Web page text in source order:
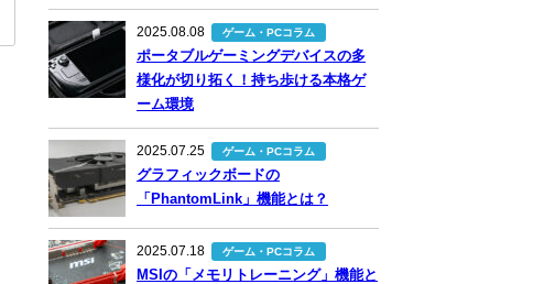
2025.08.08 ゲーム・PCコラム
ポータブルゲーミングデバイスの多
様化が切り拓く！持ち歩ける本格ゲ
ーム環境
2025.07.25 ゲーム・PCコラム
グラフィックボードの
「PhantomLink」機能とは？
2025.07.18 ゲーム・PCコラム
MSIの「メモリトレーニング」機能と